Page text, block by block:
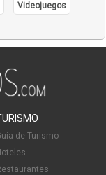
Videojuegos
de Turismo